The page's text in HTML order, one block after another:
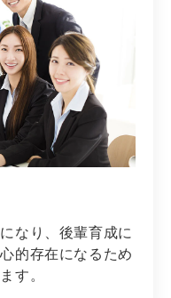
なり、後輩育成に
的存在になるため
す。